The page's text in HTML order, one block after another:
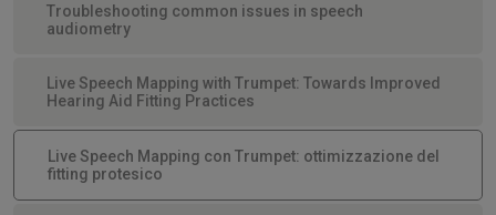
Troubleshooting common issues in speech
audiometry
Live Speech Mapping with Trumpet: Towards Improved
Hearing Aid Fitting Practices
Live Speech Mapping con Trumpet: ottimizzazione del
fitting protesico